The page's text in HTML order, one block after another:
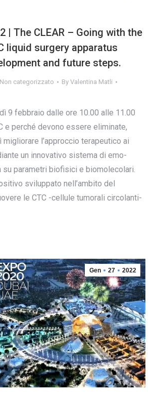
| The CLEAR – Going with the
liquid surgery apparatus
and future steps.
Non categorizzato By Valentina Matli
9 febbraio dalle ore 10.00 alle 11.00
e perché devono essere eliminate,
l’approccio terapeutico ai
un innovativo sistema di emo-
parametri biofisici e biomolecolari.
sviluppato nell’ambito del
le CTC -cellule tumorali circolanti-
Gen 27 2022